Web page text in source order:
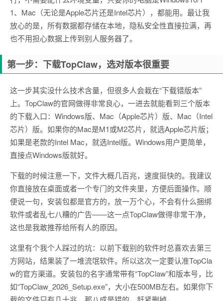
1、Mac（无论是Apple芯片还是Intel芯片），都能用。最让我
放心的是，所有数据都存储在本地，隐私安全性直接拉满，再
也不用担心数据上传到别人服务器了。
第一步：下载TopClaw，选对版本很重要
这一步其实没什么技术含量，但很多人会栽在“下载错版本”
上。TopClaw的官网做得非常良心，一进去就能看到三个版本
的下载入口：Windows版、Mac（Apple芯片）版、Mac（Intel
芯片）版。如果你的Mac是M1或M2芯片，就选Apple芯片版；
如果是老款的Intel Mac，就选Intel版。Windows用户更简单，
直接点Windows版就好。
下载的时候注意一下，文件大概几百兆，速度挺快的。我建议
你直接放在桌面或者一个专门的文件夹里，方便后面操作。顺
便说一句，安装包都是官方的，放一万个心，不会有什么捆绑
软件或者乱七八糟的广告——这一点TopClaw做得非常干净，
这也是我敢推荐给所有人的原因。
这里有个我个人踩过的坑：以前下载别的软件时总喜欢去第三
方网站，结果装了一堆流氓软件。所以这次一定要认准TopCla
w的官方渠道。安装包的名字通常带有“TopClaw”和版本号，比
如“TopClaw_2026_Setup.exe”，大小在500MB左右。如果你下